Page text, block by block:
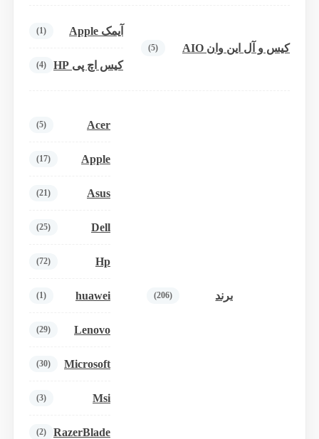
کیس و آل این وان AIO (5)
آیمک Apple (1)
کیس اچ پی HP (4)
برند (206)
Acer
(5)
Apple
(17)
Asus
(21)
Dell
(25)
Hp
(72)
huawei
(1)
Lenovo
(29)
Microsoft
(30)
Msi
(3)
RazerBlade
(2)